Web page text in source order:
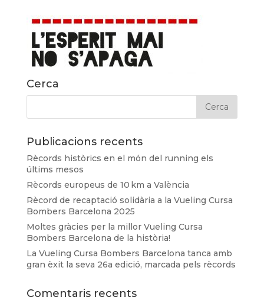
Cerca
Publicacions recents
Rècords històrics en el món del running els
últims mesos
Rècords europeus de 10 km a València
Rècord de recaptació solidària a la Vueling Cursa
Bombers Barcelona 2025
Moltes gràcies per la millor Vueling Cursa
Bombers Barcelona de la història!
La Vueling Cursa Bombers Barcelona tanca amb
gran èxit la seva 26a edició, marcada pels rècords
Comentaris recents